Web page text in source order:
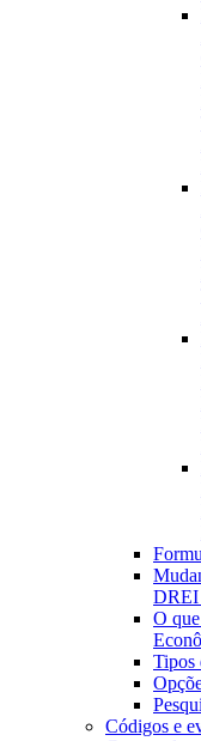
DREI
O
Tipos
Códigos e